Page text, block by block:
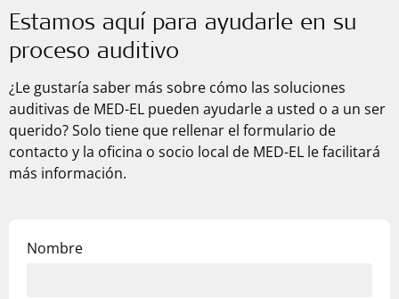
Estamos aquí para ayudarle en su
proceso auditivo
¿Le gustaría saber más sobre cómo las soluciones
auditivas de MED-EL pueden ayudarle a usted o a un ser
querido? Solo tiene que rellenar el formulario de
contacto y la oficina o socio local de MED-EL le facilitará
más información.
Nombre